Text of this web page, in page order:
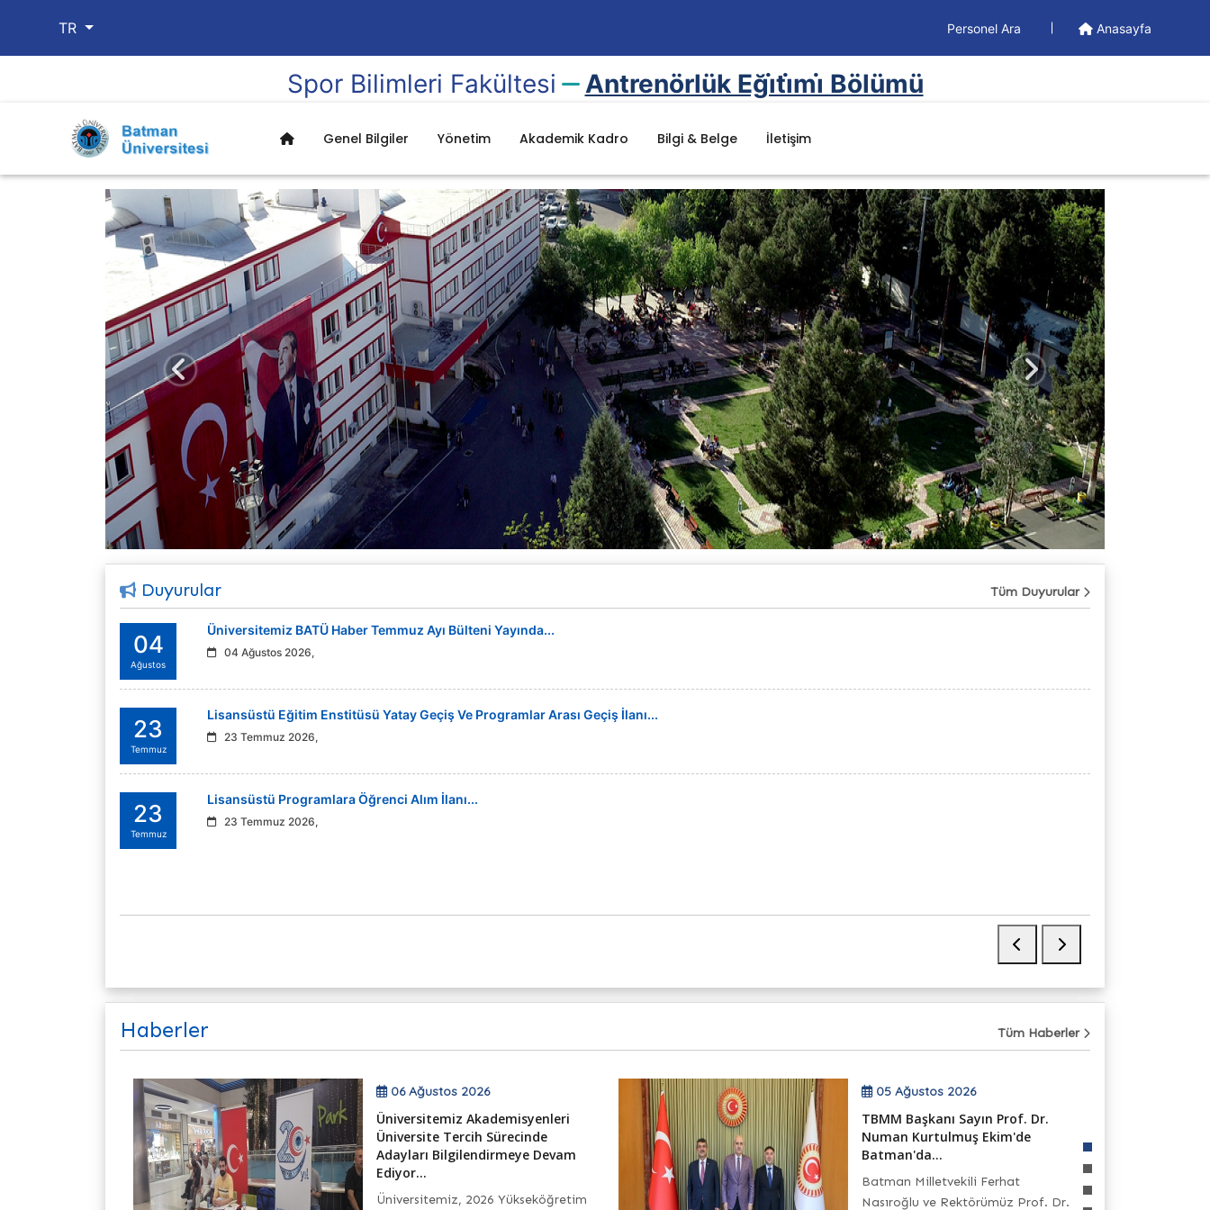
TR Personel Ara Anasayfa
Spor Bilimleri Fakültesi Antrenörlük Eği̇ti̇mi̇ Bölümü
Genel Bilgiler Yönetim Akademik Kadro Bilgi & Belge İletişim
Önceki Sonraki
Duyurular Tüm Duyurular
04
Ağustos
Üniversitemiz BATÜ Haber Temmuz Ayı Bülteni Yayında...
04 Ağustos 2026,
23
Temmuz
Lisansüstü Eğitim Enstitüsü Yatay Geçiş Ve Programlar Arası Geçiş İlanı...
23 Temmuz 2026,
23
Temmuz
Lisansüstü Programlara Öğrenci Alım İlanı...
23 Temmuz 2026,
Haberler Tüm Haberler
06 Ağustos 2026
Üniversitemiz Akademisyenleri
Üniversite Tercih Sürecinde
Adayları Bilgilendirmeye Devam
Ediyor...
Üniversitemiz, 2026 Yükseköğretim
05 Ağustos 2026
TBMM Başkanı Sayın Prof. Dr.
Numan Kurtulmuş Ekim'de
Batman'da...
Batman Milletvekili Ferhat
Nasıroğlu ve Rektörümüz Prof. Dr.